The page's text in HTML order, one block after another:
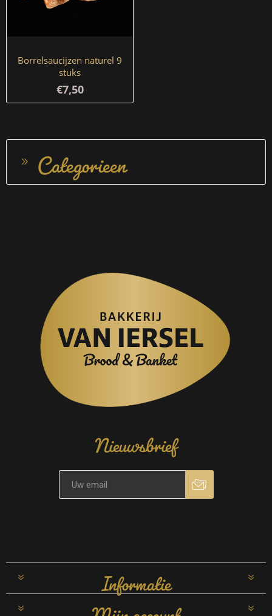
Borrelsaucijzen naturel 9
stuks
€7,50
Categorieen
Nieuwsbrief
Informatie